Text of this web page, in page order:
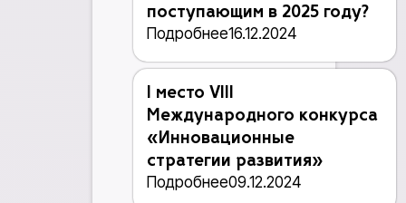
поступающим в 2025 году?
Подробнее16.12.2024
I место VIII
Международного конкурса
«Инновационные
стратегии развития»
Подробнее09.12.2024